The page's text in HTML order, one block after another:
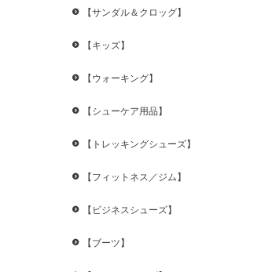
【サンダル＆クロッグ】
【キッズ】
【ウォーキング】
【シューケア用品】
【トレッキングシューズ】
【フィットネス／ジム】
【ビジネスシューズ】
【ブーツ】